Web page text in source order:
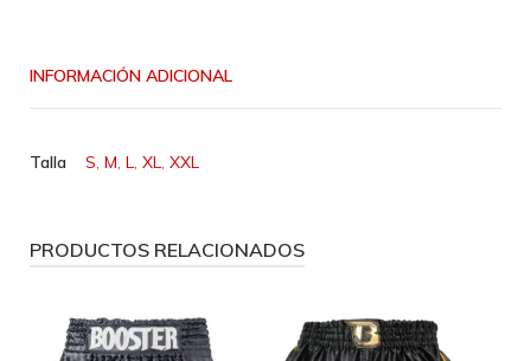
INFORMACIÓN ADICIONAL
Talla S, M, L, XL, XXL
PRODUCTOS RELACIONADOS